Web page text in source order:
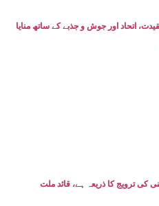
بھر میں اربعین حسینی 2026 عقیدت، اتحاد اور جوش و جذبے کے ساتھ منایا
فکر حسینی کی ترویج کا ذریعہ ہے، قائد ملت